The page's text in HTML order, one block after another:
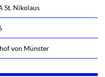
St. Nikolaus
von Münster